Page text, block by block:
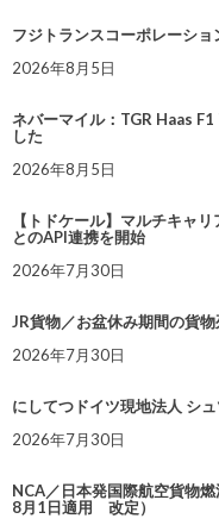
フジトランスコーポレーシ
2026年8月5日
ネバーマイル：TGR Haas
した
2026年8月5日
【トドケール】マルチキャ
とのAPI連携を開始
2026年7月30日
JR貨物／お盆休み期間の貨
2026年7月30日
にしてつドイツ現地法人 シ
2026年7月30日
NCA／日本発国際航空貨物
8月1日適用 改定）